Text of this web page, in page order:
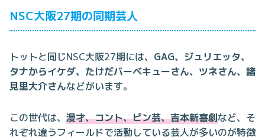
NSC大阪27期の同期芸人
トットと同じNSC大阪27期には、 GAG、ジュリエッタ、
タナからイケダ、たけだバーベキューさん、ツネさん、諸
見里大介さんなどがいます。
この世代は、 漫才、コント、ピン芸、吉本新喜劇など、そ
れぞれ違うフィールドで活動している芸人が多いのが特徴